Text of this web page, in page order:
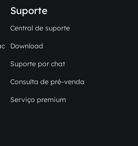
Suporte
Central de suporte
Download
Suporte por chat
Consulta de pré-venda
Serviço premium